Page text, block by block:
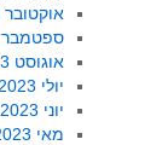
אוקטובר 2023
ספטמבר 2023
אוגוסט 2023
יולי 2023
יוני 2023
מאי 2023